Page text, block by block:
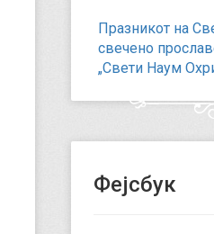
Празникот на
свечено
„Свети Наум
Фејсбук